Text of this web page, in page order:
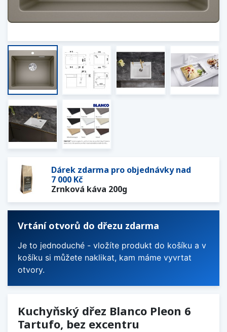
Dárek zdarma pro objednávky nad
7 000 Kč
Zrnková káva 200g
Vrtání otvorů do dřezu zdarma
Je to jednoduché - vložíte produkt do košíku a v
košíku si můžete naklikat, kam máme vyvrtat
otvory.
Kuchyňský dřez Blanco Pleon 6
Tartufo, bez excentru